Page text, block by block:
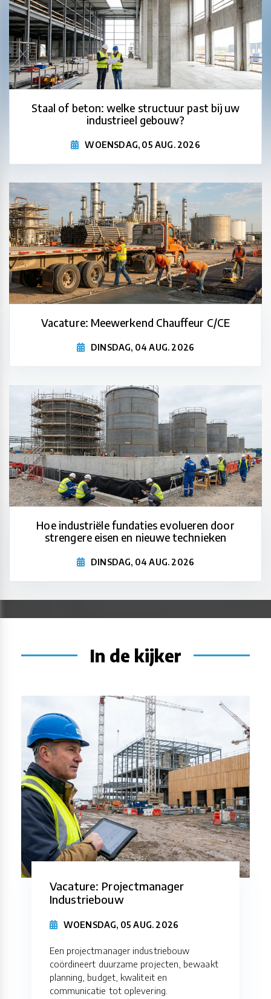
Staal of beton: welke structuur past bij uw
industrieel gebouw?
WOENSDAG, 05 AUG. 2026
Vacature: Meewerkend Chauffeur C/CE
DINSDAG, 04 AUG. 2026
Hoe industriële fundaties evolueren door
strengere eisen en nieuwe technieken
DINSDAG, 04 AUG. 2026
In de kijker
Vacature: Projectmanager
Industriebouw
WOENSDAG, 05 AUG. 2026
Een projectmanager industriebouw
coördineert duurzame projecten, bewaakt
planning, budget, kwaliteit en
communicatie tot oplevering.